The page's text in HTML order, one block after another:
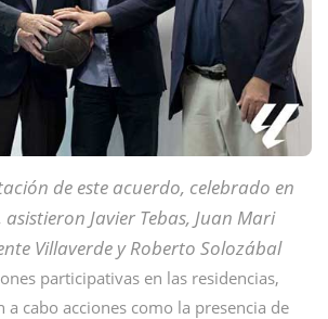
de este acuerdo, celebrado en
asistieron Javier Tebas, Juan Mari
Villaverde y Roberto Solozábal
participativas en las residencias,
a cabo acciones como la presencia de